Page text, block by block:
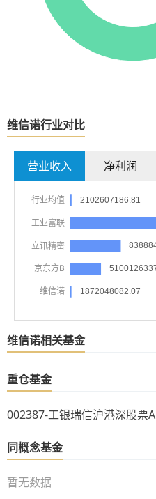
维信诺行业对比
营业收入 净利润
维信诺相关基金
重仓基金
002387-工银瑞信沪港深股票A
同概念基金
暂无数据